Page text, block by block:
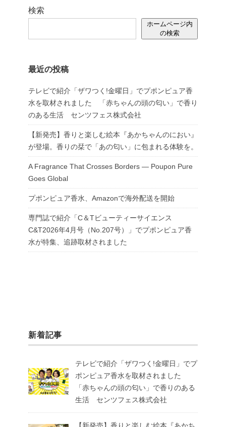
検索
ホームページ内
の検索
最近の投稿
テレビで紹介「ザワつく!金曜日」でプポンピュア香
水を取材されました 「赤ちゃんの頭の匂い」で香り
のある生活 センツフェス株式会社
【新発売】香りと楽しむ絵本『あかちゃんのにおい』
が登場。香りの栞で「あの匂い」に包まれる体験を。
A Fragrance That Crosses Borders — Poupon Pure
Goes Global
プポンピュア香水、Amazonで海外配送を開始
専門誌で紹介「C＆Tビューティーサイエンス
C&T2026年4月号（No.207号）」でプポンピュア香
水が特集、追跡取材されました
新着記事
テレビで紹介「ザワつく!金曜日」でプ
ポンピュア香水を取材されました
「赤ちゃんの頭の匂い」で香りのある
生活 センツフェス株式会社
【新発売】香りと楽しむ絵本『あかち